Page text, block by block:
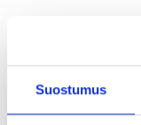
Suostumus
28.5.2025
officer